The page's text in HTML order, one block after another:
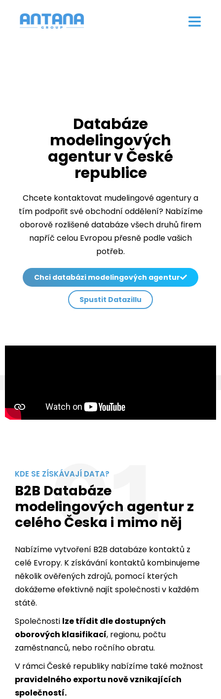
Databáze
modelingových
agentur v České
republice
Chcete kontaktovat mudelingové agentury a
tím podpořit své obchodní oddělení? Nabízíme
oborově rozlišené databáze všech druhů firem
napříč celou Evropou přesně podle vašich
potřeb.
Chci databázi modelingových agentur
Spustit Datazillu
01
KDE SE ZÍSKÁVAJÍ DATA?
B2B Databáze
modelingových agentur z
celého Česka i mimo něj
Nabízíme vytvoření B2B databáze kontaktů z
celé Evropy. K získávání kontaktů kombinujeme
několik ověřených zdrojů, pomocí kterých
dokážeme efektivně najít společnosti v každém
státě.
Společnosti lze třídit dle dostupných
oborových klasifikací, regionu, počtu
zaměstnanců, nebo ročního obratu.
V rámci České republiky nabízíme také možnost
pravidelného exportu nově vznikajících
společností.